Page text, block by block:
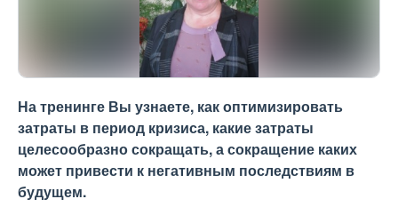
На тренинге Вы узнаете, как оптимизировать
затраты в период кризиса, какие затраты
целесообразно сокращать, а сокращение каких
может привести к негативным последствиям в
будущем.